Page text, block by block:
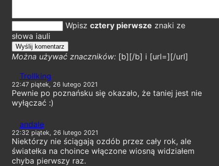
Wpisz cztery pierwsze znaki ze
słowa iauli
Można używać znaczników: [b][/b] i [url=][/url]
Trollking
22:47 piątek, 26 lutego 2021
Pewnie po poznańsku się okazało, że taniej jest nie
wyłączać :)
andale
22:32 piątek, 26 lutego 2021
Niektórzy nie ściągają ozdób przez cały rok, ale
światełka na choince włączone wiosną widziałem
chyba pierwszy raz.